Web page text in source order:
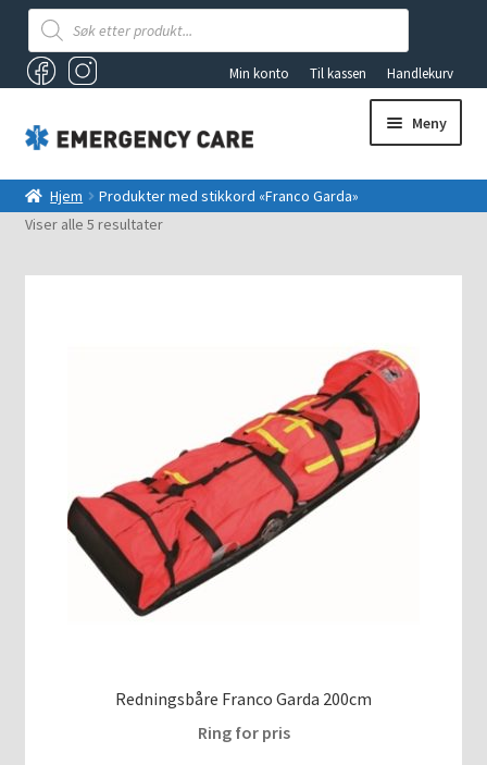
Products
search
Min konto Til kassen Handlekurv
Meny
AKUTTSEKKER OG FØRSTEHJELPSBAGER
VAKUUMMADRASSER
Hjem
Produkter med stikkord «Franco Garda»
Viser alle 5 resultater
Redningsbåre Franco Garda 200cm
Ring for pris